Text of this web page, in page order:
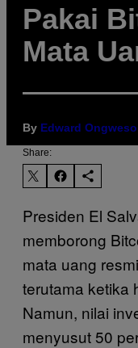
Pakai
Mata
By Edward
Share:
Presiden El
memborong
mata uang
terutama ketika
Namun, nilai
menyusut 50